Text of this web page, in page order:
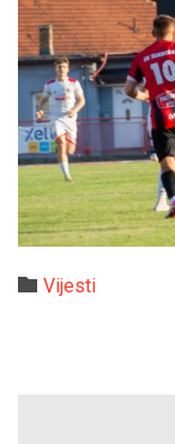
 Category
Vijesti